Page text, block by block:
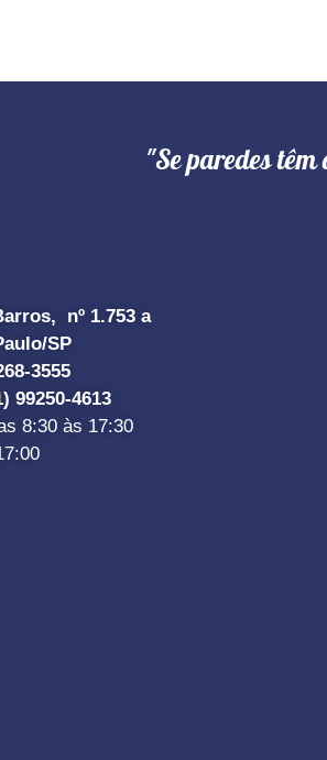
"Se paredes
nº 1.753 a
SP
3555
99250-4613
8:30 às 17:30